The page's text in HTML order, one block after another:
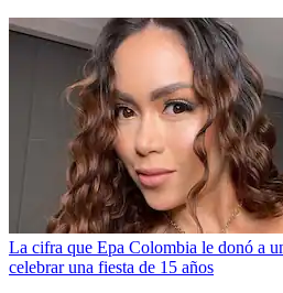
La cifra que Epa Colombia le donó a
celebrar una fiesta de 15 años